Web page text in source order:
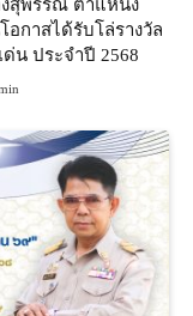
สุพรรณ์ ตำแหน่ง
อกาสได้รับโล่รางวัล
น ประจำปี 2568